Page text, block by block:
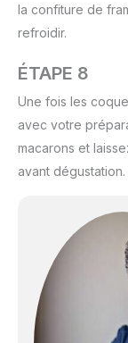
la confiture de
refroidir.
ÉTAPE 8
Une fois les
avec votre
macarons et
avant dégustation.